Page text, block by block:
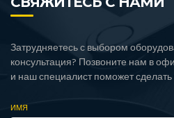
Затрудняетесь с выбором
консультация? Позвоните нам в
и наш специалист поможет
ИМЯ